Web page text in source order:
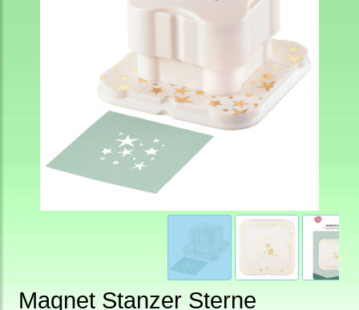
Magnet Stanzer Sterne